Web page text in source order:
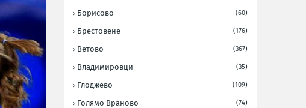
Борисово (60)
Брестовене (176)
Ветово (367)
Владимировци (35)
Глоджево (109)
Голямо Враново (74)